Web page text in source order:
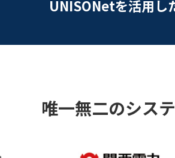
管理サー
【アナログ入力ユニット】
UNISONetを活用し
唯一無二のシス